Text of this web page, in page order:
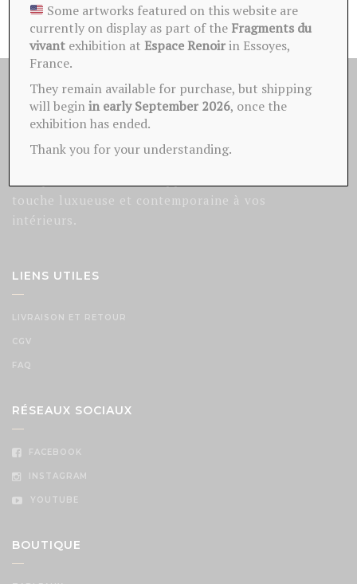
VICTOR BARONI
Baroni Victor, artiste peintre Troyen.
Création de tableaux et grandes pièces
touche luxueuse et contemporaine à vos
intérieurs.
LIENS UTILES
LIVRAISON ET RETOUR
CGV
FAQ
RÉSEAUX SOCIAUX
FACEBOOK
INSTAGRAM
YOUTUBE
BOUTIQUE
Some artworks featured on this website are
currently on display as part of the Fragments du
vivant exhibition atEspace Renoirin Essoyes,
France.
They remain available for purchase, but shipping
will beginin early September 2026, once the
exhibition has ended.
Thank you for your understanding.